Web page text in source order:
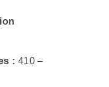
: 410 –